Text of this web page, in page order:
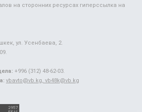
на сторонних ресурсах гиперссылка на
ул. Усенбаева, 2.
+996 (312) 48-62-03.
vbavto@vb.kg, vb48k@vb.kg